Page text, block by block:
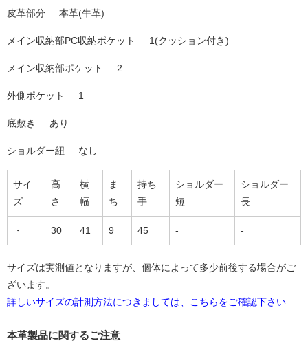
皮革部分 本革(牛革)
メイン収納部PC収納ポケット 1(クッション付き)
メイン収納部ポケット 2
外側ポケット 1
底敷き あり
ショルダー紐 なし
サイ
ズ
高
さ
横
幅
ま
ち
持ち
手
ショルダー
短
ショルダー
長
・ 30 41 9 45 - -
サイズは実測値となりますが、個体によって多少前後する場合がご
ざいます。
詳しいサイズの計測方法につきましては、こちらをご確認下さい
本革製品に関するご注意